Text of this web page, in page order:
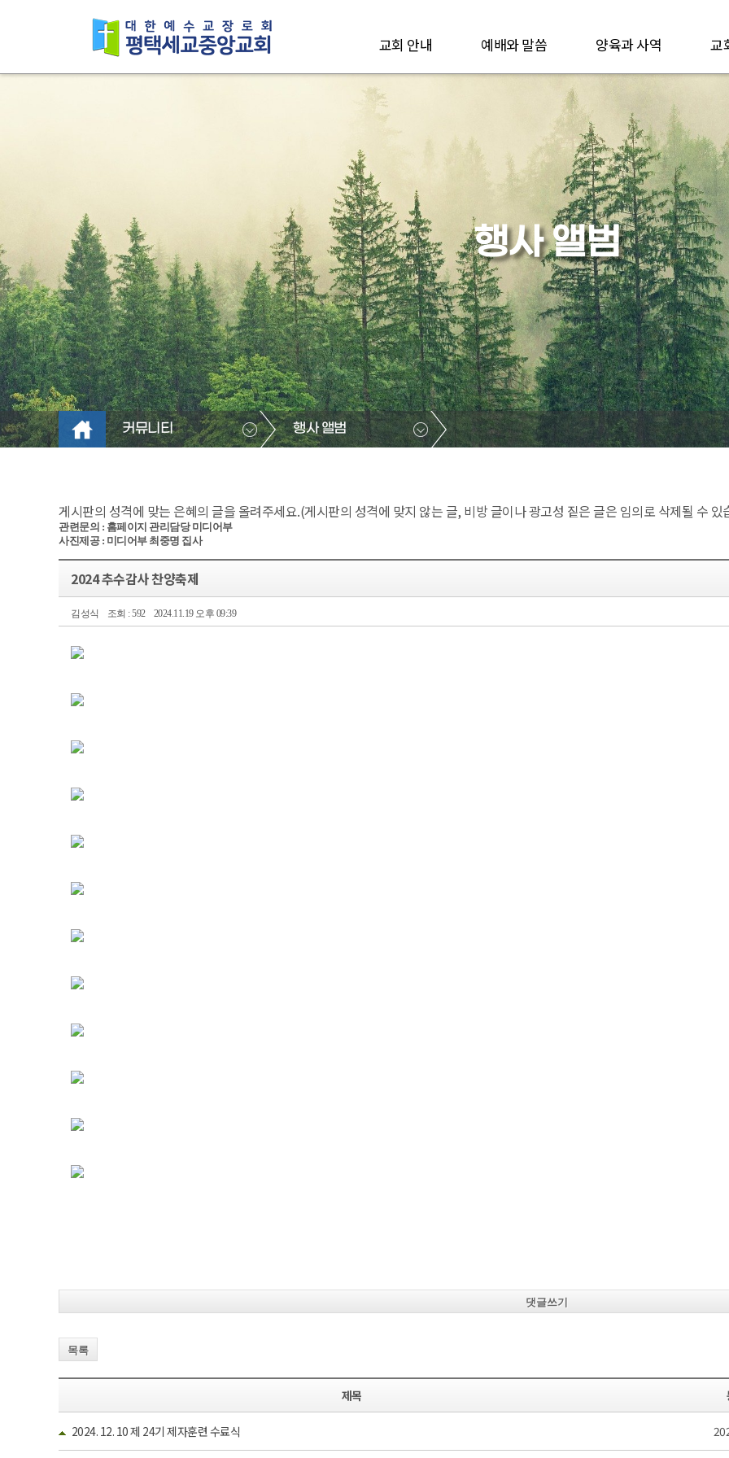
교회 안내 예배와 말씀 양육과 사역 교
행사 앨범
커뮤니티 행사 앨범
게시판의 성격에 맞는 은혜의 글을 올려주세요.(게시판의 성격에 맞지 않는 글, 비방 글이나 광고성 짙은 글은 임의로 삭제될 수 있
관련문의 : 홈페이지 관리담당 미디어부
사진제공 : 미디어부 최중명 집사
2024 추수감사 찬양축제
김성식 조회 : 592 2024.11.19 오후 09:39
댓글쓰기
목록
제목
2024. 12. 10 제 24기 제자훈련 수료식